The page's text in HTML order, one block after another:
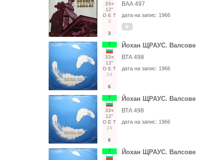
33○
12"
О Е Т
3
3
ВАА 497
дата на запис: 1966
Т
33○
12"
О Е Т
24
6
Йохан ЩРАУС. Валсове
ВТА 498
дата на запис: 1966
Т
33○
12"
О Е Т
24
6
Йохан ЩРАУС. Валсове
ВТА 498
дата на запис: 1966
Т Йохан ЩРАУС. Валсове